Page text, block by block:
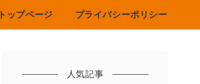
トップページ プライバシーポリシー
人気記事